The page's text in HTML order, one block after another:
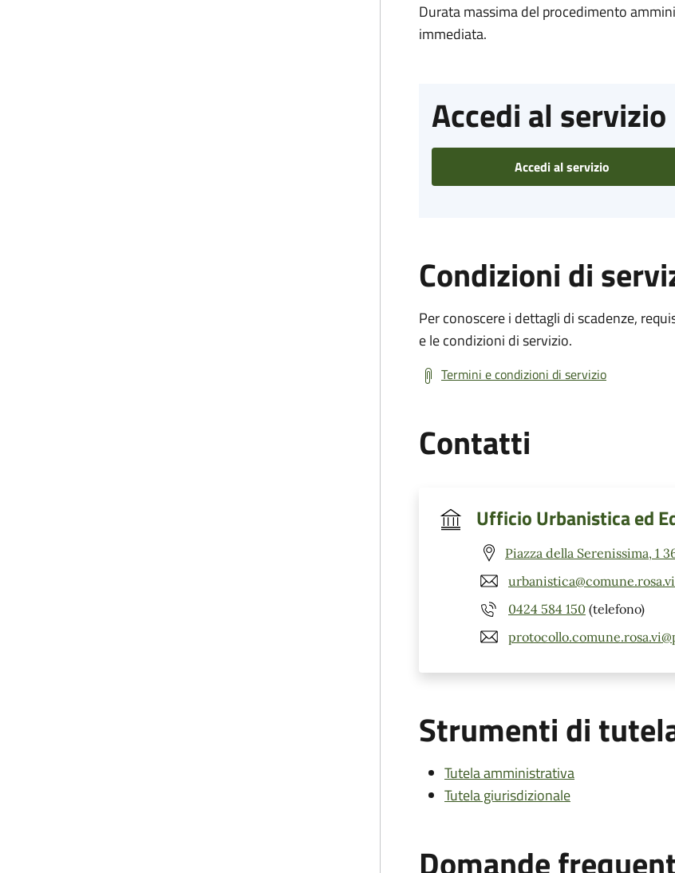
Durata massima del procedimento
immediata.
Accedi al servizio
Accedi al servizio
Condizioni di
Per conoscere i dettagli di scadenze,
e le condizioni di servizio.
Termini e condizioni di servizio
Contatti
Ufficio Urbanistica ed
Piazza della Serenissima, 1
0424 584 150 (telefono)
Strumenti di
Tutela amministrativa
Tutela giurisdizionale